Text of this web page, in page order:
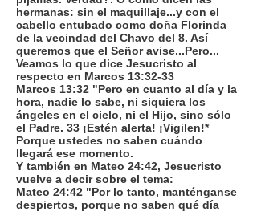
hermanas: sin el maquillaje...y con el
cabello entubado como doña Florinda
de la vecindad del Chavo del 8. Así
queremos que el Señor avise...Pero...
Veamos lo que dice Jesucristo al
respecto en Marcos 13:32-33
Marcos 13:32 "Pero en cuanto al día y la
hora, nadie lo sabe, ni siquiera los
ángeles en el cielo, ni el Hijo, sino sólo
el Padre. 33 ¡Estén alerta! ¡Vigilen!*
Porque ustedes no saben cuándo
llegará ese momento.
Y también en Mateo 24:42, Jesucristo
vuelve a decir sobre el tema:
Mateo 24:42 "Por lo tanto, manténganse
despiertos, porque no saben qué día